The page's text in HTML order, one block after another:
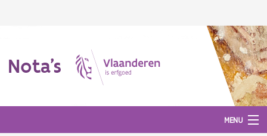
Nota's
MENU